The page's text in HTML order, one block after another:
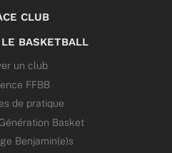
CLUB
BASKETBALL
un club
FFBB
de pratique
Basket
Benjamin(e)s